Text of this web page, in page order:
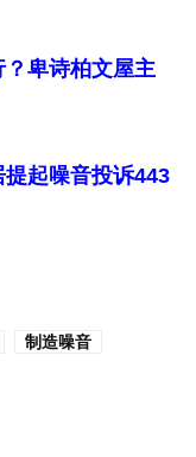
卑诗柏文屋主
起噪音投诉443
制造噪音